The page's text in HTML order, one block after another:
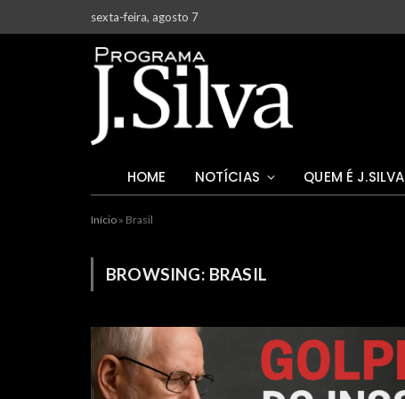
sexta-feira, agosto 7
HOME NOTÍCIAS QUEM É J.SILVA
Início » Brasil
BROWSING: BRASIL